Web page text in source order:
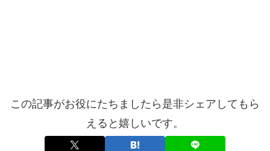
この記事がお役にたちましたら是非シェアしてもら
えると嬉しいです。